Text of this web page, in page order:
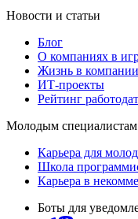
Новости и статьи
Блог
О компаниях в
Жизнь в компании
ИТ-проекты
Рейтинг
Молодым специалистам
Карьера для
Школа
Карьера в
Боты для